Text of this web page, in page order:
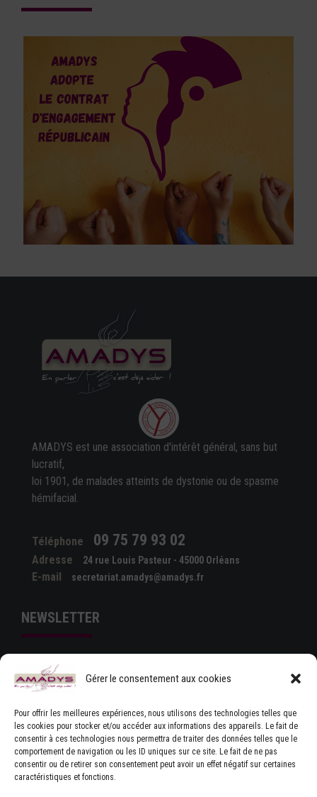
Gérer le consentement aux cookies
Pour offrir les meilleures expériences, nous utilisons des technologies telles que
les cookies pour stocker et/ou accéder aux informations des appareils. Le fait de
consentir à ces technologies nous permettra de traiter des données telles que le
comportement de navigation ou les ID uniques sur ce site. Le fait de ne pas
consentir ou de retirer son consentement peut avoir un effet négatif sur certaines
caractéristiques et fonctions.
AMADYS est une association d'intérêt général, sans but
lucratif,
loi 1901, de malades atteints de dystonie ou de spasme
hémifacial.
Téléphone 09 75 79 93 02
Adresse 24 rue Louis Pasteur - 45000 Orléans
E-mail secretariat.amadys@amadys.fr
NEWSLETTER
J'ACCEPTE LES CONDITIONS GÉNÉRALES
D'UTILISATION